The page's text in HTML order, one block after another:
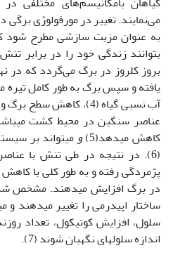
می‌نمایند. تغییر در مورفولوژی
به عنوان مزیت سازشی مطرح شود
بتوانند زندگی خود را در برابر
بروز کلروز در برگ می‌گردد که در
آب نسبی گیاه (4)، کاهش
عناصر سنگین در محیط کشت
کاهش می‏دهد(5)
ومی‏تواند بر
(6). در نتیجه در طی تنش با
پژمردگی رفته و به طور کلی با
در برگ افزایش می‏دهند. مشخص
ساختار اپیدرمی را تغییر می‏دهند
سلول، افزایش کوتیکول، تعداد
اندازه سلول‏های نگهبان شوند (7).